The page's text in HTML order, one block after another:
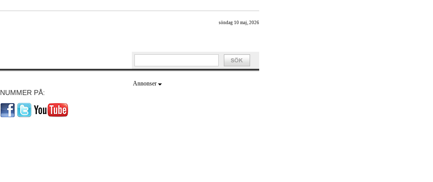
söndag 10 maj, 2026
NUMMER PÅ:
Annonser